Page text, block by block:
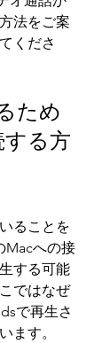
法をご案
くださ
ため
る方
ることを
Macへの接
する可能
ではなぜ
で再生さ
ます。